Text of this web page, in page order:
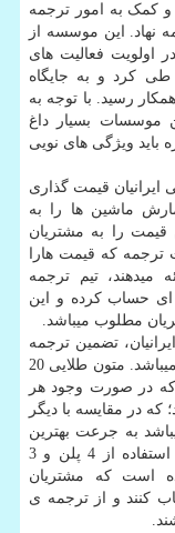
و کمک به امور ترجمه
به عرصه ترجمه نهاد. این موسسه از
اولویت فعالیت های
کرد و به جایگاه
رسید. با توجه به
موسسات بسیار داغ
باید ویژگی های نویی
قیمت گذاری
ماشین ها را به
را به مشتریان
ترجمه که قیمت هارا
تیم ترجمه
ای حساب کرده و این
مطلوب می­باشد.
تضمین ترجمه
تخصصی در بازه ی زمانی مشخص و مطلوب می­باشد. متون طلایی 20
می­شوند که در صورت وجود هر
در مقایسه با دیگر
24 ساعت می­باشد به جرعت بهترین
زمان تضمین را این تیم ترجمه دارا می­باشد. استفاده از 4 پلن و 3
است که مشتریان
کنند و از ترجمه ی